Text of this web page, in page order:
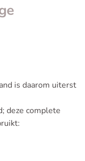
is daarom uiterst
deze complete